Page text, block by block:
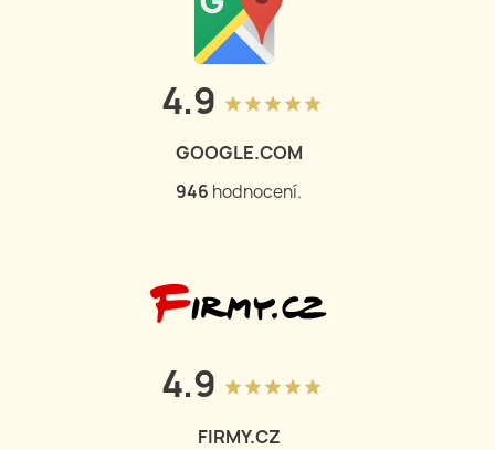
4.9 grade grade grade grade grade
GOOGLE.COM
948 hodnocení.
4.9 grade grade grade grade grade
FIRMY.CZ